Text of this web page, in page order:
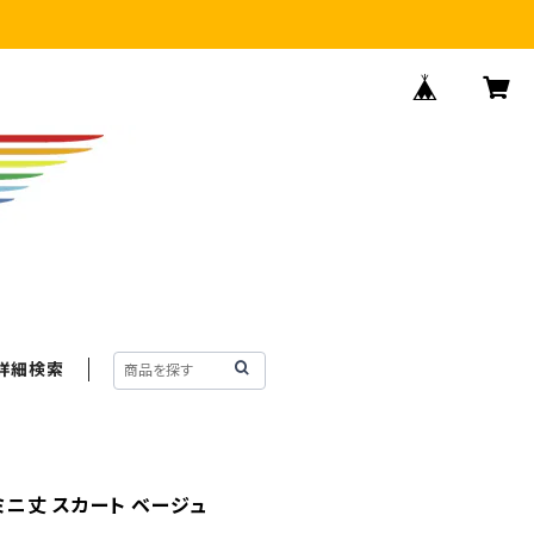
細検索
丈 スカート ベージュ